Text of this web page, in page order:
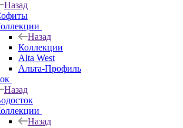
Назад
Назад
Коллекции
Alta West
Альта-Профиль
Назад
Назад